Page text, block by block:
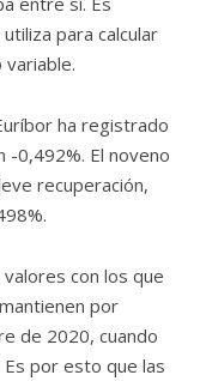
para calcular
ha registrado
-0,492%. El noveno
recuperación,
con los que
por
de 2020, cuando
por esto que las